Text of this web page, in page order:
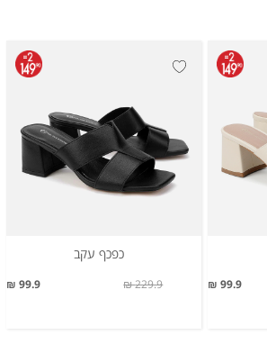
99.9 ₪
כפכף עקב
99.9 ₪ 229.9 ₪